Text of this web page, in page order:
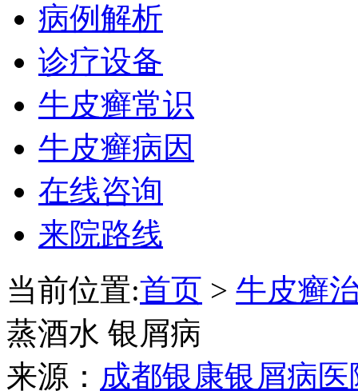
病例解析
诊疗设备
牛皮癣常识
牛皮癣病因
在线咨询
来院路线
当前位置:首页 > 牛皮癣
蒸酒水 银屑病
来源： 成都银康银屑病医